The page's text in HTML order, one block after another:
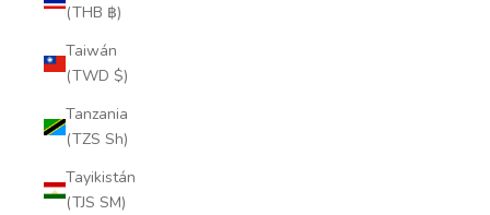
(THB ฿)
Taiwán
(TWD $)
Tanzania
(TZS Sh)
Tayikistán
(TJS ЅМ)